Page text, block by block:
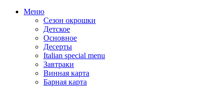
Меню
Сезон окрошки
Детское
Основное
Десерты
Italian special menu
Завтраки
Винная карта
Барная карта